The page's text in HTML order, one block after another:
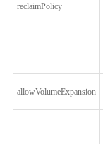
reclaimPolicy
allowVolumeExpansion